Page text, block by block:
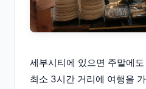
세부시티에 있으면 주말에
최소 3시간 거리에 여행을